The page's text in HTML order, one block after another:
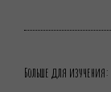
Больше для изучения: